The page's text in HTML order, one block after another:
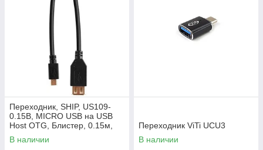
Переходник, SHIP, US109-
0.15B, MICRO USB на USB
Host OTG, Блистер, 0.15м,
Чёрный
В наличии
Переходник ViTi UСU3
В наличии